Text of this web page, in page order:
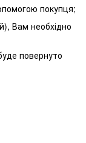
покупця;
Вам необхідно
повернуто